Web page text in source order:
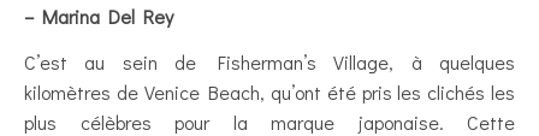
– Marina Del Rey
C’est au sein de Fisherman’s Village, à quelques
kilomètres de Venice Beach, qu’ont été pris les clichés les
plus célèbres pour la marque japonaise. Cette